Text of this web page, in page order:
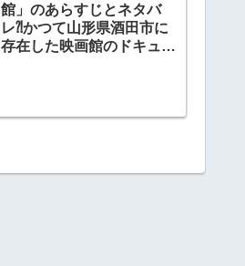
館」のあらすじとネタバ
レ⁈かつて山形県酒田市に
存在した映画館のドキュメ